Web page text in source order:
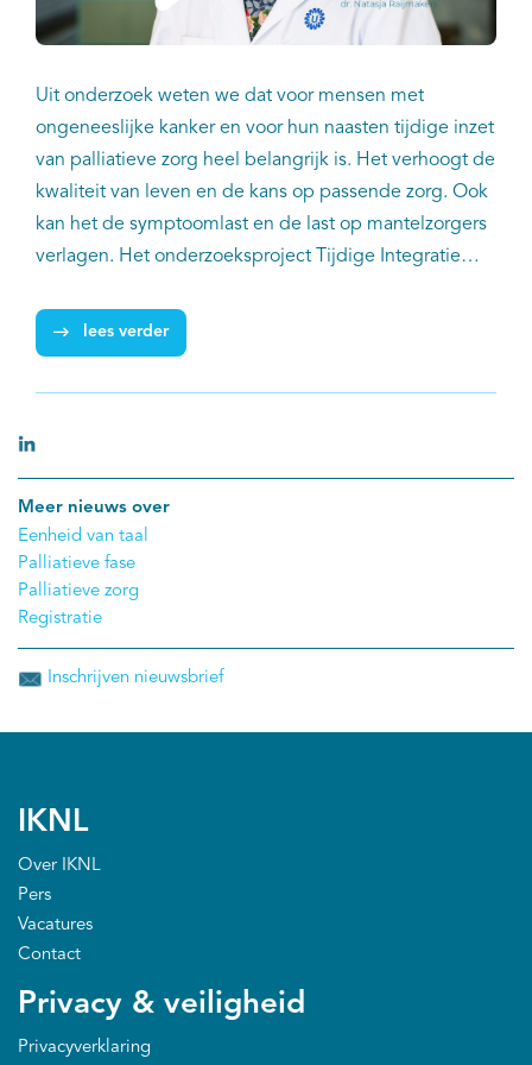
Uit onderzoek weten we dat voor mensen met
ongeneeslijke kanker en voor hun naasten tijdige inzet
van palliatieve zorg heel belangrijk is. Het verhoogt de
kwaliteit van leven en de kans op passende zorg. Ook
kan het de symptoomlast en de last op mantelzorgers
verlagen. Het onderzoeksproject Tijdige Integratie
tijdige inzet van palliatieve zorg bevorderen. In dit
project werkt IKNL samen met de Nederlandse
bij IKNL Dr. Natasja Raijmakers en internist-oncoloog
Dr. Filip de Vos zijn betrokken bij het project. We
spraken hen over het belang van tijdig integreren van
palliatieve zorg en over waar we nu staan in het
project.
lees verder
Meer nieuws over
Eenheid van taal
Palliatieve fase
Palliatieve zorg
Registratie
Inschrijven nieuwsbrief
IKNL
Over IKNL
Pers
Vacatures
Contact
Privacy & veiligheid
Privacyverklaring